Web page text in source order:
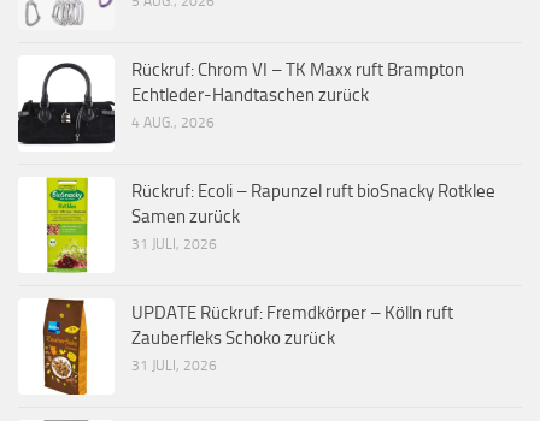
Rückruf: Chrom VI – TK Maxx ruft Brampton
Echtleder-Handtaschen zurück
4 AUG., 2026
Rückruf: Ecoli – Rapunzel ruft bioSnacky Rotklee
Samen zurück
31 JULI, 2026
UPDATE Rückruf: Fremdkörper – Kölln ruft
Zauberfleks Schoko zurück
31 JULI, 2026